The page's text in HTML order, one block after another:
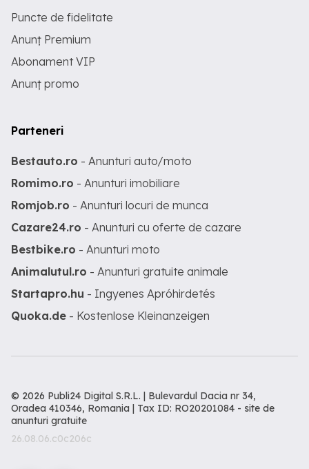
Puncte de fidelitate
Anunț Premium
Abonament VIP
Anunț promo
Parteneri
Bestauto.ro - Anunturi auto/moto
Romimo.ro - Anunturi imobiliare
Romjob.ro - Anunturi locuri de munca
Cazare24.ro - Anunturi cu oferte de cazare
Bestbike.ro - Anunturi moto
Animalutul.ro - Anunturi gratuite animale
Startapro.hu - Ingyenes Apróhirdetés
Quoka.de - Kostenlose Kleinanzeigen
© 2026 Publi24 Digital S.R.L. | Bulevardul Dacia nr 34,
Oradea 410346, Romania | Tax ID: RO20201084 - site de
anunturi gratuite
26.08.06.c0c206c